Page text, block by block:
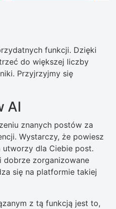
funkcji. Dzięki
do większej liczby
Przyjrzyjmy się
AI
znanych postów za
Wystarczy, że powiesz
utworzy dla Ciebie post.
dobrze zorganizowane
się na platformie takiej
z tą funkcją jest to,